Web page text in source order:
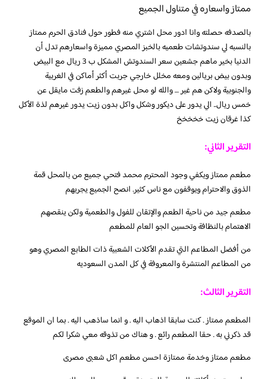
ممتاز واسعاره في متناول الجميع
بالصدفه حصلته وانا ادور محل اشتري منه فطور حول فنادق الحرم ممتاز
بالنسبه لي سندوتشات طعميه بالخبز المصري مميزة واسعارهم تدل أن
الدنيا بخير ماهم جشعين سعر السندوتش المشكل ب 3 ريال مع البيض
وبدون بيض بريالين ومعه مخلل خارجي جربت أكثر أماكن في الغربية
والجنوبية ولاكن هم غير … والله لو محل غيرهم والطعم زفت مايقل عن
خمس ريال.. الي يدور على ديكور وشكل واكل بدون زيت يدور غيرهم لذة الأكل
كذا غرقان زيت خخخخخ
التقرير الثاني:
مطعم ممتاز ويكفي وجود المحترم محمد فتحي جميع من بالمحل قمة
الذوق والاحترام ويوقفون مع ناس كثير. انصح الجميع يجربهم
مطعم جيد من ناحية الطعم والإتقان للفول والطعمية ولكن ينقصهم
الاهتمام بالنظافة وتحسين الجو العام للمطعم
من أفضل المطاعم التي تقدم الأكلات الشعبية ذات الطابع المصري وهو
من المطاعم المنتشرة والمعروفة في كل المدن السعوديه
التقرير الثالث:
المطعم ممتاز . كنت سابقا اذهاب اليه . و انما ساذهب اليه . بما ان الموقع
قد ذكرني به . حقا المطعم رائع . و هناك من تذوقه معي شكرا لكم
مطعم ممتاز وخدمة ممتازة احسن مطعم اكل شعبى مصرى